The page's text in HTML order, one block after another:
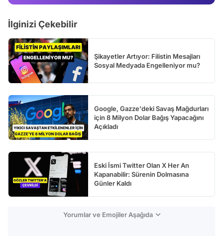
İlginizi Çekebilir
Şikayetler Artıyor: Filistin Mesajları
Sosyal Medyada Engelleniyor mu?
Google, Gazze'deki Savaş Mağdurları
için 8 Milyon Dolar Bağış Yapacağını
Açıkladı
Eski İsmi Twitter Olan X Her An
Kapanabilir: Sürenin Dolmasına
Günler Kaldı
Yorumlar ve Emojiler Aşağıda